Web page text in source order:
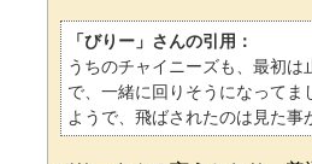
「びりー」さんの引用：
うちのチャイニーズも、最初は
で、一緒に回りそうになってま
ようで、飛ばされたのは見た事